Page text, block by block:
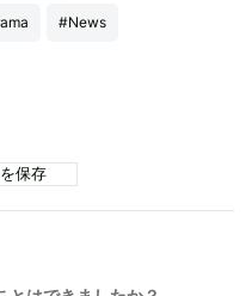
#News
保存